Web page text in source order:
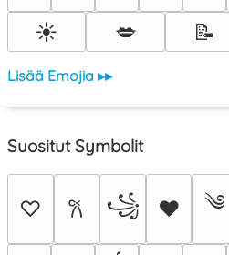
☀️
💋 📝
Lisää Emojia ▸▸
Suositut Symbolit
♡ 𐙚 ꧁ ♥ ༄